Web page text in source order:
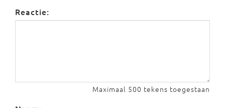
Reactie:
Maximaal 500 tekens toegestaan